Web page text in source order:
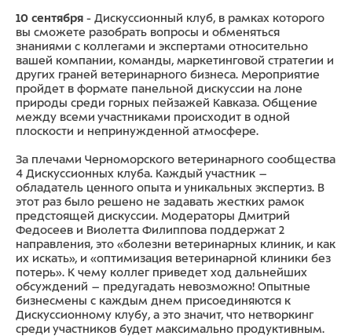
10 сентября - Дискуссионный клуб, в рамках которого
вы сможете разобрать вопросы и обменяться
знаниями с коллегами и экспертами относительно
вашей компании, команды, маркетинговой стратегии и
других граней ветеринарного бизнеса. Мероприятие
пройдет в формате панельной дискуссии на лоне
природы среди горных пейзажей Кавказа. Общение
между всеми участниками происходит в одной
плоскости и непринужденной атмосфере.
За плечами Черноморского ветеринарного сообщества
4 Дискуссионных клуба. Каждый участник –
обладатель ценного опыта и уникальных экспертиз. В
этот раз было решено не задавать жестких рамок
предстоящей дискуссии. Модераторы Дмитрий
Федосеев и Виолетта Филиппова поддержат 2
направления, это «болезни ветеринарных клиник, и как
их искать», и «оптимизация ветеринарной клиники без
потерь». К чему коллег приведет ход дальнейших
обсуждений – предугадать невозможно! Опытные
бизнесмены с каждым днем присоединяются к
Дискуссионному клубу, а это значит, что нетворкинг
среди участников будет максимально продуктивным.